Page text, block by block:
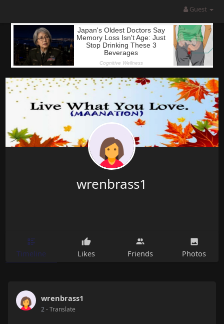
Guest
wrenbrass1
Timeline Likes Friends Photos
wrenbrass1
2- Translate